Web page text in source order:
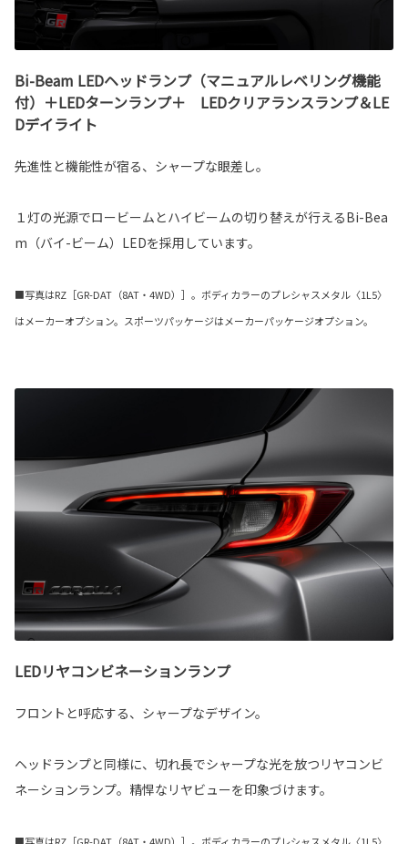
Bi-Beam LEDヘッドランプ（マニュアルレベリング機能
付）＋LEDターンランプ＋ LEDクリアランスランプ＆LE
Dデイライト
先進性と機能性が宿る、シャープな眼差し。
１灯の光源でロービームとハイビームの切り替えが行えるBi-Bea
m（バイ-ビーム）LEDを採用しています。
■写真はRZ［GR-DAT（8AT・4WD）］。ボディカラーのプレシャスメタル〈1L5〉
はメーカーオプション。スポーツパッケージはメーカーパッケージオプション。
LEDリヤコンビネーションランプ
フロントと呼応する、シャープなデザイン。
ヘッドランプと同様に、切れ長でシャープな光を放つリヤコンビ
ネーションランプ。精悍なリヤビューを印象づけます。
■写真はRZ［GR-DAT（8AT・4WD）］。ボディカラーのプレシャスメタル〈1L5〉